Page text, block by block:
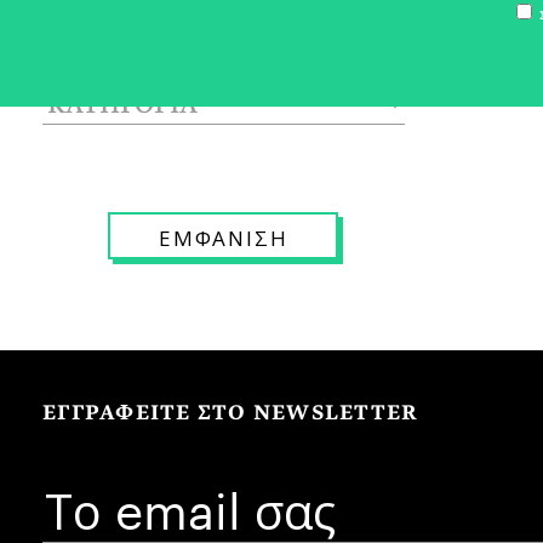
ΕΓΓΡΑΦΕΙΤΕ ΣΤΟ NEWSLETTER